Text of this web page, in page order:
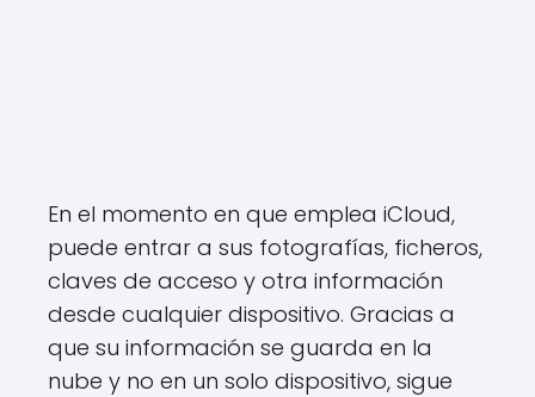
En el momento en que emplea iCloud,
puede entrar a sus fotografías, ficheros,
claves de acceso y otra información
desde cualquier dispositivo. Gracias a
que su información se guarda en la
nube y no en un solo dispositivo, sigue